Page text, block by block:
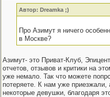
Автор: Dreamka ;)
Про Азимут я ничего
в Москве?
Азимут- это Приват-Клуб,
отчетов, отзывов и критики на
уже немало. Так что можете
потеряете. К нам уже
некоторые девушки, благодаря